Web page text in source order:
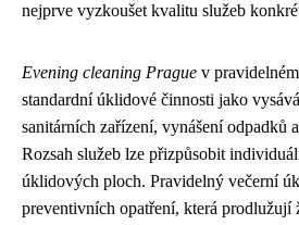
nejprve vyzkoušet kvalitu služeb
Evening cleaning Prague v
standardní úklidové činnosti jako
sanitárních zařízení, vynášení odpadků
Rozsah služeb lze přizpůsobit
úklidových ploch. Pravidelný večerní
preventivních opatření, která